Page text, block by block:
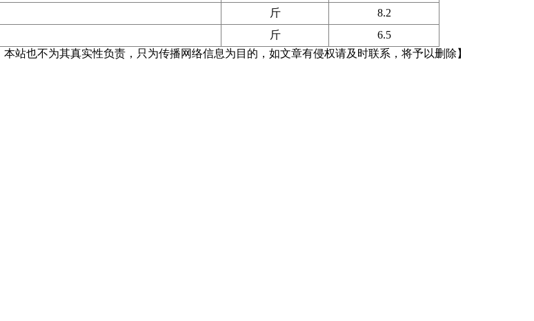
斤
8.2
斤
6.5
站也不为其真实性负责，只为传播网络信息为目的，如文章有侵权请及时联系，将予以删除】